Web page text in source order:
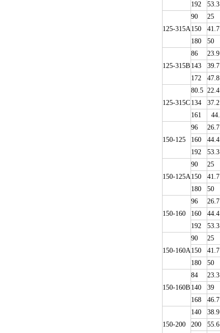
192
53.3
125-315A
90
25
150
41.7
180
50
125-315B
86
23.9
143
39.7
172
47.8
125-315C
80.5 22.4
134
37.2
161
150-125
96
26.7
160
44.4
192
53.3
150-125A
90
25
150
41.7
180
50
150-160
96
26.7
160
44.4
192
53.3
150-160A
90
25
150
41.7
180
50
150-160B
84
23.3
140
39
168
46.7
150-200
140
38.9
200
55.6